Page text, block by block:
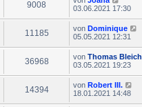
9008
03.06.2021 17:30
11185 von Dominique
05.05.2021 12:31
36968 von Thomas Bleich
03.05.2021 19:23
14394 von Robert III.
18.01.2021 14:48